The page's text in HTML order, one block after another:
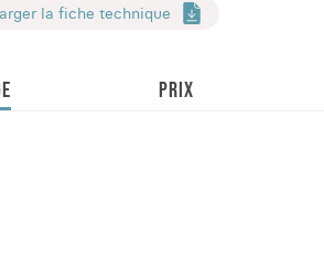
la fiche technique
PRIX